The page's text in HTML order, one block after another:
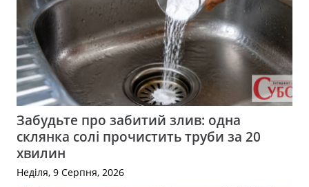
Забудьте про забитий злив: одна
склянка солі прочистить труби за 20
хвилин
Неділя, 9 Серпня, 2026